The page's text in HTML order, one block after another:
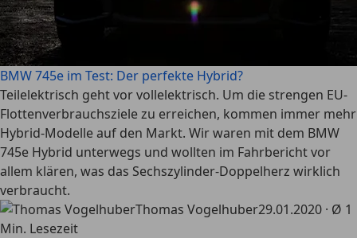
BMW 745e im Test: Der perfekte Hybrid?
Teilelektrisch geht vor vollelektrisch. Um die strengen EU-
Flottenverbrauchsziele zu erreichen, kommen immer mehr
Hybrid-Modelle auf den Markt. Wir waren mit dem BMW
745e Hybrid unterwegs und wollten im Fahrbericht vor
allem klären, was das Sechszylinder-Doppelherz wirklich
verbraucht.
Thomas Vogelhuber29.01.2020 · Ø 1
Min. Lesezeit